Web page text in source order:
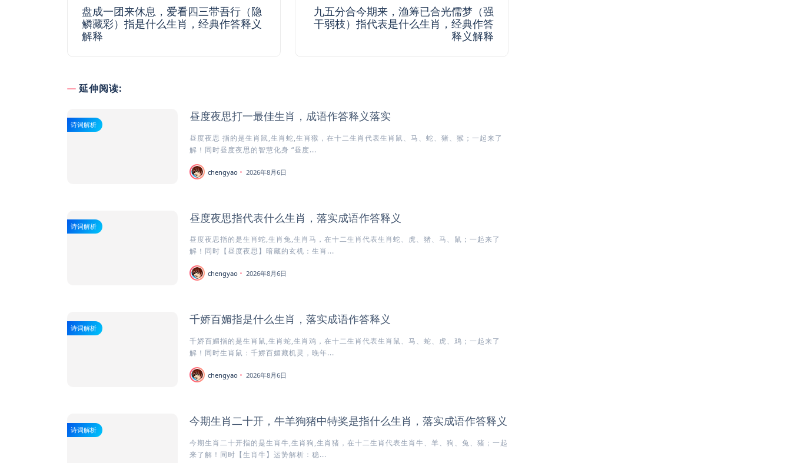
盘成一团来休息，爱看四三带吾行（隐
鳞藏彩）指是什么生肖，经典作答释义
解释
九五分合今期来，渔筹已合光儒梦（强
干弱枝）指代表是什么生肖，经典作答
释义解释
延伸阅读:
诗词解析
昼度夜思打一最佳生肖，成语作答释义落实
昼度夜思 指的是生肖鼠,生肖蛇,生肖猴，在十二生肖代表生肖鼠、马、蛇、猪、猴；一起来了
解！同时昼度夜思的智慧化身 “昼度...
chengyao 2026年8月6日
诗词解析
昼度夜思指代表什么生肖，落实成语作答释义
昼度夜思指的是生肖蛇,生肖兔,生肖马，在十二生肖代表生肖蛇、虎、猪、马、鼠；一起来了
解！同时【昼度夜思】暗藏的玄机：生肖...
chengyao 2026年8月6日
诗词解析
千娇百媚指是什么生肖，落实成语作答释义
千娇百媚指的是生肖鼠,生肖蛇,生肖鸡，在十二生肖代表生肖鼠、马、蛇、虎、鸡；一起来了
解！同时生肖鼠：千娇百媚藏机灵，晚年...
chengyao 2026年8月6日
诗词解析
今期生肖二十开，牛羊狗猪中特奖是指什么生肖，落实成语作答释义
今期生肖二十开指的是生肖牛,生肖狗,生肖猪，在十二生肖代表生肖牛、羊、狗、兔、猪；一起
来了解！同时【生肖牛】运势解析：稳...